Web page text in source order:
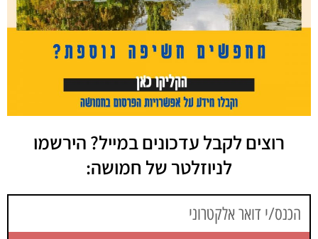
רוצים לקבל עדכונים במייל? הירשמו
לניוזלטר של חמושה: